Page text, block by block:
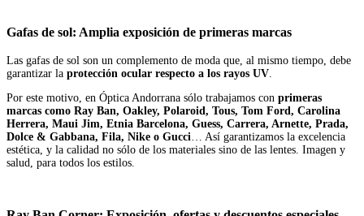
Gafas de sol: Amplia exposición de primeras marcas
Las gafas de sol son un complemento de moda que, al mismo tiempo, debe
garantizar la protección ocular respecto a los rayos UV
Por este motivo, en Óptica Andorrana sólo trabajamos con primeras
marcas como Ray Ban, Oakley, Polaroid, Tous, Tom Ford, Carolina
Herrera, Maui Jim, Etnia Barcelona, Guess, Carrera, Arnette, Prada,
Dolce & Gabbana, Fila, Nike o Gucci … Así garantizamos la excelencia
estética, y la calidad no sólo de los materiales sino de las lentes. Imagen y
salud, para todos los estilos.